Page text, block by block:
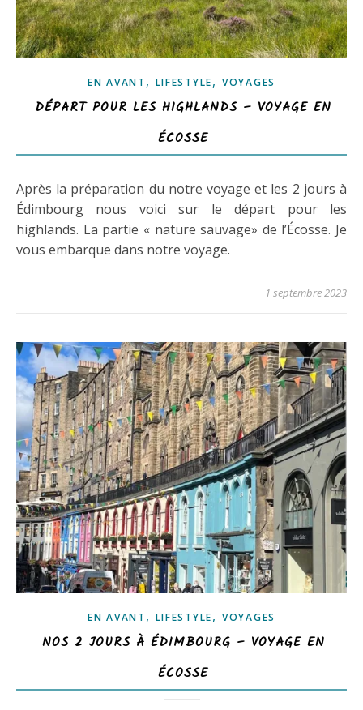
EN AVANT , LIFESTYLE, VOYAGES
DÉPART POUR LES HIGHLANDS – VOYAGE EN
ÉCOSSE
Après la préparation du notre voyage et les 2 jours à
Édimbourg nous voici sur le départ pour les
highlands. La partie « nature sauvage» de l’Écosse. Je
vous embarque dans notre voyage.
1 septembre 2023
EN AVANT , LIFESTYLE, VOYAGES
NOS 2 JOURS À ÉDIMBOURG – VOYAGE EN
ÉCOSSE